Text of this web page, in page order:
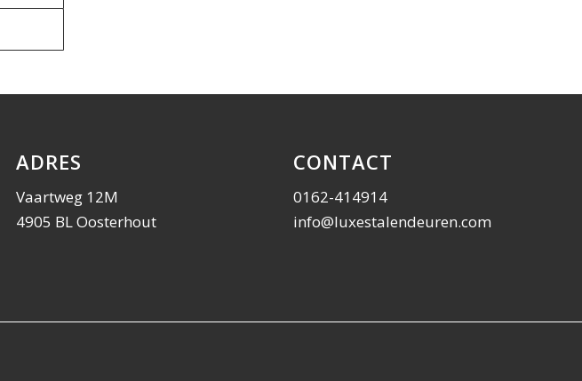
ADRES
Vaartweg 12M
4905 BL Oosterhout
CONTACT
0162-414914
info@luxestalendeuren.com